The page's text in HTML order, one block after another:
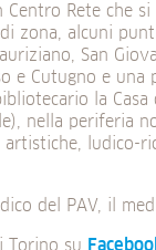
Centro Rete che
zona, alcuni
San
e Cutugno e
la
nella periferia
ludico-
del PAV, il
Torino su